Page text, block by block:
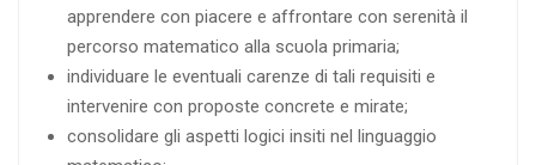
apprendere con piacere e affrontare con serenità il
percorso matematico alla scuola primaria;
individuare le eventuali carenze di tali requisiti e
intervenire con proposte concrete e mirate;
consolidare gli aspetti logici insiti nel linguaggio